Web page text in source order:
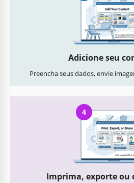
Adicione seu
Preencha seus dados, envie
4
Imprima, exporte ou